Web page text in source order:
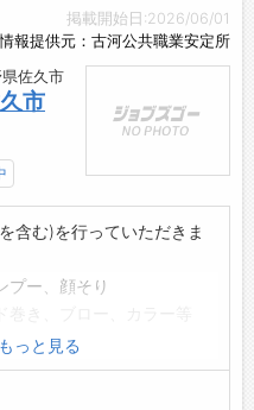
掲載開始日:2026/06/01
情報提供元：古河公共職業安定所
佐久市
市
含む)を行っていただきま
ー、顔そり
の準備や使用後の片づ
の洗たく
もっと見る